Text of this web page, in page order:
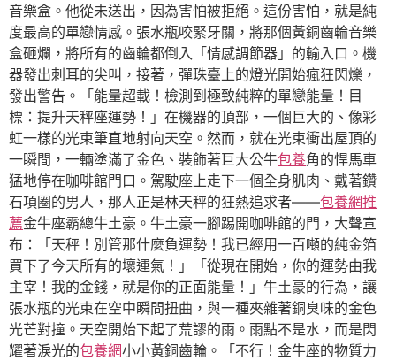
音樂盒。他從未送出，因為害怕被拒絕。這份害怕，就是純
度最高的單戀情感。張水瓶咬緊牙關，將那個黃銅齒輪音樂
盒砸爛，將所有的齒輪都倒入「情感調節器」的輸入口。機
器發出刺耳的尖叫，接著，彈珠臺上的燈光開始瘋狂閃爍，
發出警告。「能量超載！檢測到極致純粹的單戀能量！目
標：提升天秤座運勢！」在機器的頂部，一個巨大的、像彩
虹一樣的光束筆直地射向天空。然而，就在光束衝出屋頂的
一瞬間，一輛塗滿了金色、裝飾著巨大公牛包養角的悍馬車
猛地停在咖啡館門口。駕駛座上走下一個全身肌肉、戴著鑽
石項圈的男人，那人正是林天秤的狂熱追求者——包養網推
薦金牛座霸總牛土豪。牛土豪一腳踢開咖啡館的門，大聲宣
布：「天秤！別管那什麼負運勢！我已經用一百噸的純金箔
買下了今天所有的壞運氣！」「從現在開始，你的運勢由我
主宰！我的金錢，就是你的正面能量！」牛土豪的行為，讓
張水瓶的光束在空中瞬間扭曲，與一種夾雜著銅臭味的金色
光芒對撞。天空開始下起了荒謬的雨。雨點不是水，而是閃
耀著淚光的包養網小小黃銅齒輪。「不行！金牛座的物質力